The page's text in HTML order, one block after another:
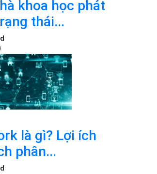
khoa học phát
thái...
là gì? Lợi ích
phân...